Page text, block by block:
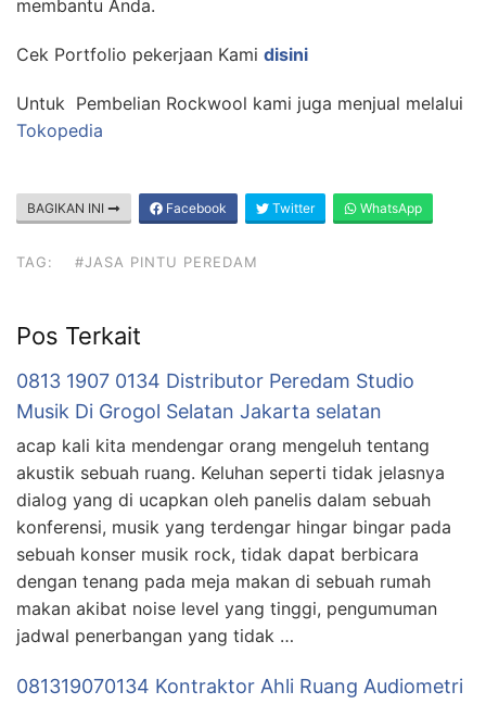
membantu Anda.
Cek Portfolio pekerjaan Kami disini
Untuk Pembelian Rockwool kami juga menjual melalui
Tokopedia
BAGIKAN INI Facebook Twitter WhatsApp
TAG: #JASA PINTU PEREDAM
Pos Terkait
0813 1907 0134 Distributor Peredam Studio
Musik Di Grogol Selatan Jakarta selatan
acap kali kita mendengar orang mengeluh tentang
akustik sebuah ruang. Keluhan seperti tidak jelasnya
dialog yang di ucapkan oleh panelis dalam sebuah
konferensi, musik yang terdengar hingar bingar pada
sebuah konser musik rock, tidak dapat berbicara
dengan tenang pada meja makan di sebuah rumah
makan akibat noise level yang tinggi, pengumuman
jadwal penerbangan yang tidak …
081319070134 Kontraktor Ahli Ruang Audiometri